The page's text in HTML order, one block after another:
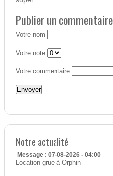
Publier un commentaire
Votre nom
Votre note
Votre commentaire
Notre actualité
Message : 07-08-2026 - 04:00
Location grue à Orphin